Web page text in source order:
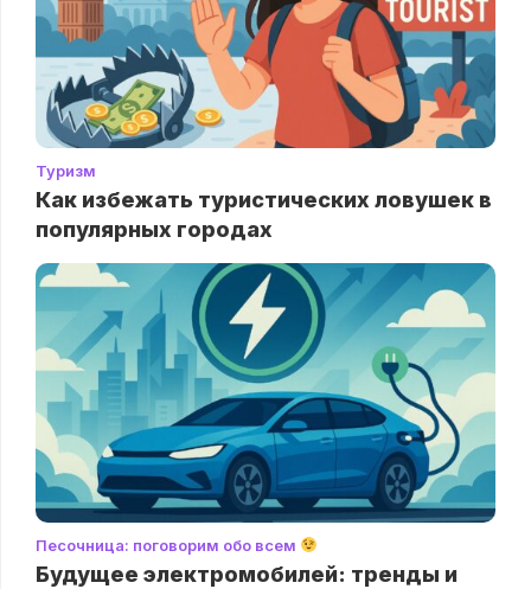
Туризм
Как избежать туристических ловушек в
популярных городах
Песочница: поговорим обо всем
Будущее электромобилей: тренды и